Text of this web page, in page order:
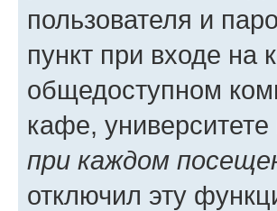
пользователя и
пункт при входе на
общедоступном
кафе,
при каждом
отключил эту